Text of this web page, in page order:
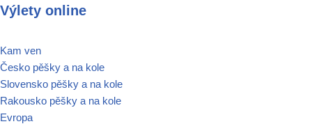
na
obsah
Výlety online
Kam ven
Česko pěšky a na kole
Slovensko pěšky a na kole
Rakousko pěšky a na kole
Evropa